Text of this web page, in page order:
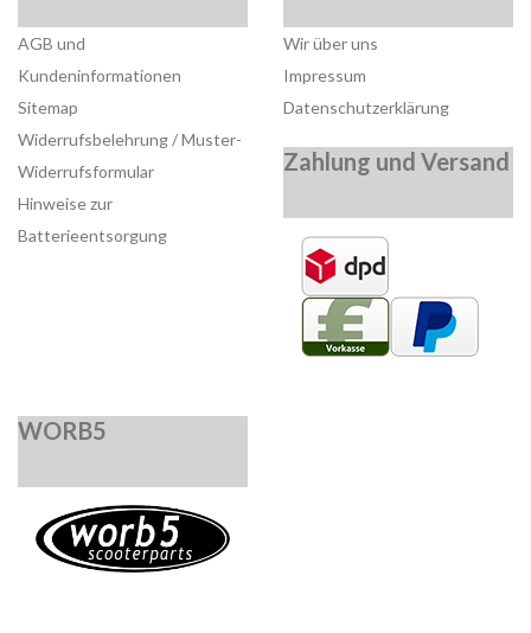
AGB und
Kundeninformationen
Sitemap
Widerrufsbelehrung / Muster-
Widerrufsformular
Hinweise zur
Batterieentsorgung
Wir über uns
Impressum
Datenschutzerklärung
Zahlung und Versand
WORB5